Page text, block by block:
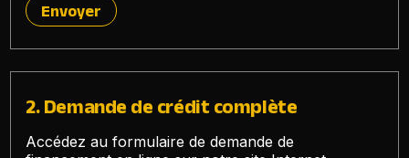
Envoyer
2. Demande de crédit complète
Accédez au formulaire de demande de